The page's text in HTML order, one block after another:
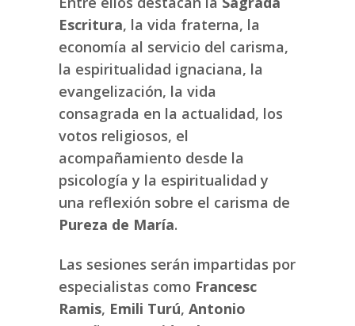
Escritura, la vida fraterna, la
economía al servicio del carisma,
la espiritualidad ignaciana, la
evangelización, la vida
consagrada en la actualidad, los
votos religiosos, el
acompañamiento desde la
psicología y la espiritualidad y
una reflexión sobre el carisma de
Pureza de María.
Las sesiones serán impartidas por
especialistas como Francesc
Ramis, Emili Turú, Antonio